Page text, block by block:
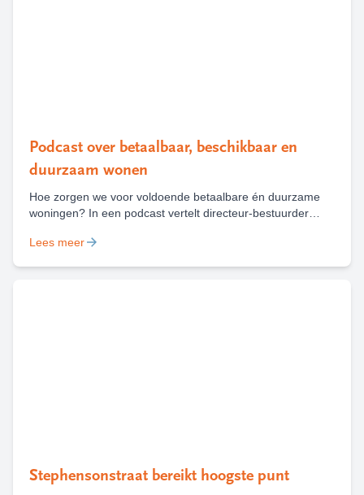
Podcast over betaalbaar, beschikbaar en
duurzaam wonen
Hoe zorgen we voor voldoende betaalbare én duurzame
woningen? In een podcast vertelt directeur-bestuurder
die daarbij komen kijken, met houtbouw als belangrijk
Lees meer
Stephensonstraat bereikt hoogste punt